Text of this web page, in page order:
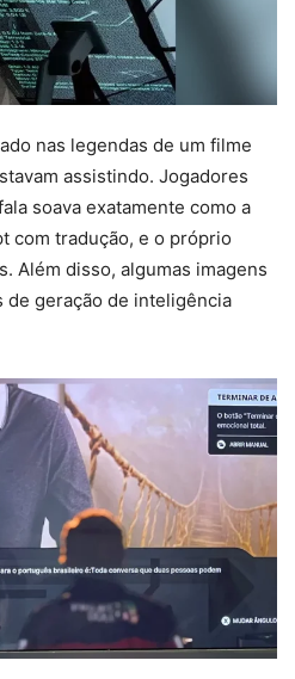
nas legendas de um filme
assistindo. Jogadores
soava exatamente como a
com tradução, e o próprio
Além disso, algumas imagens
de geração de inteligência